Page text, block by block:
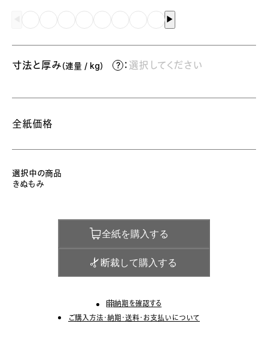
▶︎
寸法と厚み（連量 / kg） ： 選択してください
全紙価格
選択中の商品
きぬもみ
全紙を購入する
断裁して購入する
納期を確認する
ご購入方法・納期・送料・お支払いについて